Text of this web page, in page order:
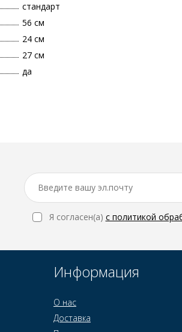
стандарт
56 см
24 см
27 см
да
Я согласен(a) с политикой
Информация
О нас
Доставка